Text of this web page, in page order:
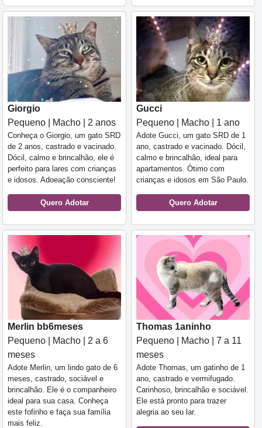
Giorgio
Pequeno | Macho | 2 anos
Conheça o Giorgio, um gato SRD
de 2 anos, castrado e vacinado.
Dócil, calmo e brincalhão, ele é
perfeito para lares com crianças
e idosos. Adoeação consciente!
Quero Adotar
Gucci
Pequeno | Macho | 1 ano
Adote Gucci, um gato SRD de 1
ano, castrado e vacinado. Dócil,
calmo e brincalhão, ideal para
apartamentos. Ótimo com
crianças e idosos em São Paulo.
Quero Adotar
Merlin bb6meses
Pequeno | Macho | 2 a 6
meses
Adote Merlin, um lindo gato de 6
meses, castrado, sociável e
brincalhão. Ele é o companheiro
ideal para sua casa. Conheça
este fofinho e faça sua família
mais feliz.
Thomas 1aninho
Pequeno | Macho | 7 a 11
meses
Adote Thomas, um gatinho de 1
ano, castrado e vermifugado.
Carinhoso, brincalhão e sociável.
Ele está pronto para trazer
alegria ao seu lar.